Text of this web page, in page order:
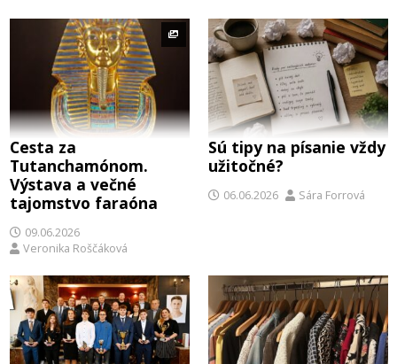
Cesta za
Tutanchamónom.
Výstava a večné
tajomstvo faraóna
09.06.2026
Veronika Roščáková
Sú tipy na písanie vždy
užitočné?
06.06.2026 Sára Forrová